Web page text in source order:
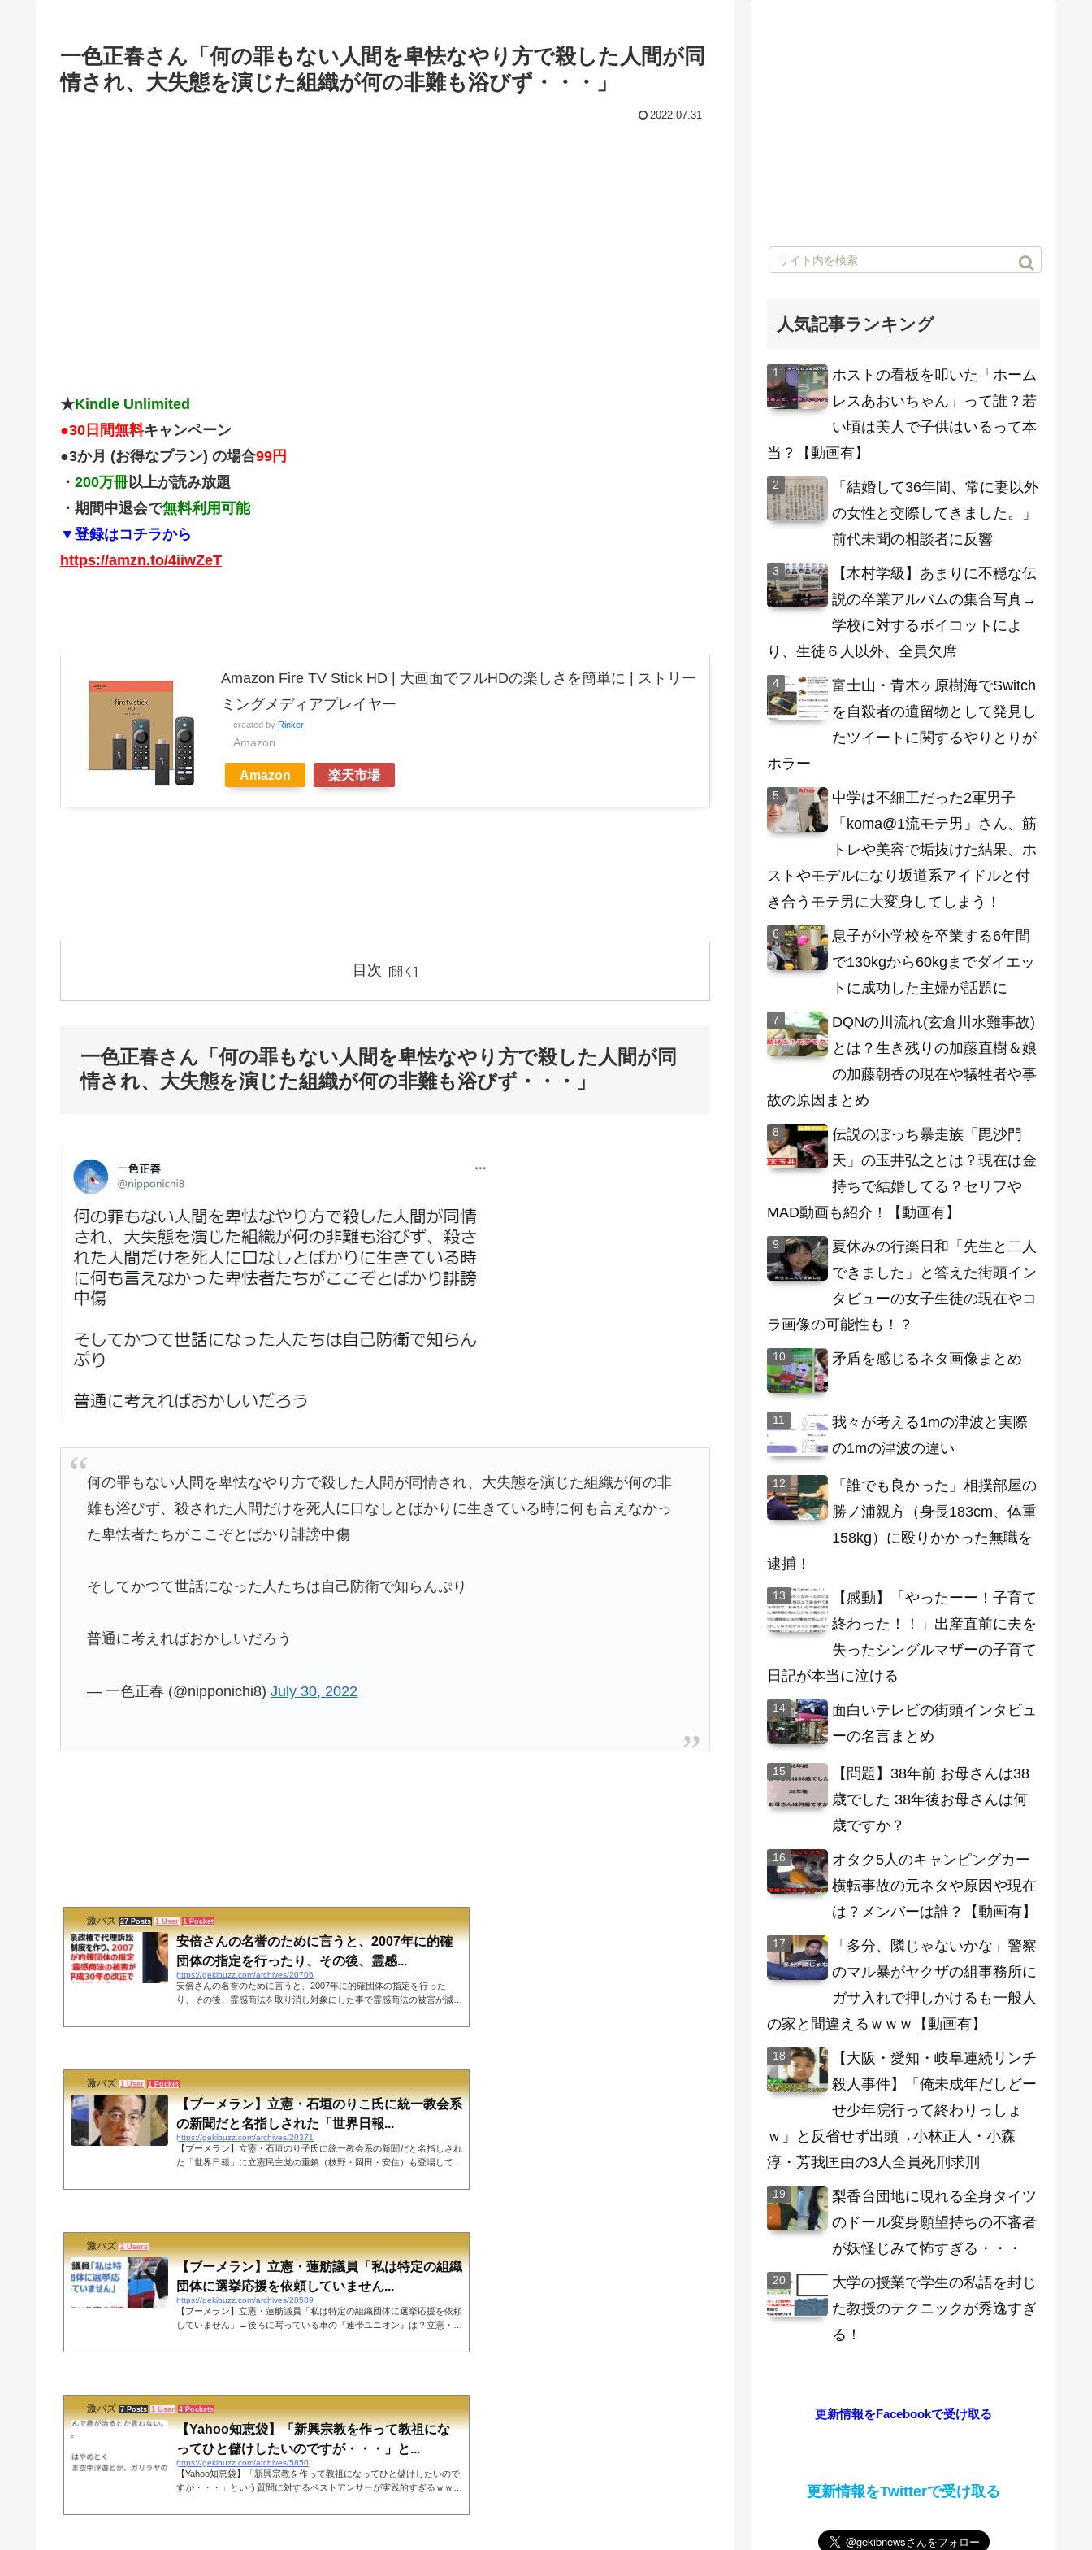
一色正春さん「何の罪もない人間を卑怯なやり方で殺した人間が同
情され、大失態を演じた組織が何の非難も浴びず・・・」
2022.07.31
★Kindle Unlimited
●30日間無料キャンペーン
●3か月 (お得なプラン) の場合99円
・ 200万冊以上が読み放題
・期間中退会で無料利用可能
▼登録はコチラから
https://amzn.to/4iiwZeT
Amazon Fire TV Stick HD | 大画面でフルHDの楽しさを簡単に | ストリー
ミングメディアプレイヤー
created by Rinker
Amazon
Amazon 楽天市場
目次
一色正春さん「何の罪もない人間を卑怯なやり方で殺した人間が同
情され、大失態を演じた組織が何の非難も浴びず・・・」
何の罪もない人間を卑怯なやり方で殺した人間が同情され、大失態を演じた組織が何の非
難も浴びず、殺された人間だけを死人に口なしとばかりに生きている時に何も言えなかっ
た卑怯者たちがここぞとばかり誹謗中傷
そしてかつて世話になった人たちは自己防衛で知らんぷり
普通に考えればおかしいだろう
— 一色正春 (@nipponichi8)July 30, 2022
激バズ 27 Posts 1 User 1 Pocket
安倍さんの名誉のために言うと、2007年に的確
団体の指定を行ったり、その後、霊感...
https://gekibuzz.com/archives/20706
安倍さんの名誉のために言うと、2007年に的確団体の指定を行った
り、その後、霊感商法を取り消し対象にした事で霊感商法の被害が減っ
約法改正で小泉政権で代理訴訟の的確団体制度を作り、2007年安倍総
よ。— シュンさん42 (@Syanagi42) July 27, 2022 こうやって統一教会
の資金源を断っていった方に対して「癒着ガー」とか「党...
激バズ 1 User 1 Pocket
【ブーメラン】立憲・石垣のりこ氏に統一教会系
の新聞だと名指しされた「世界日報...
https://gekibuzz.com/archives/20371
【ブーメラン】立憲・石垣のり子氏に統一教会系の新聞だと名指しされ
た「世界日報」に立憲民主党の重鎮（枝野・岡田・安住）も登場してい
界日報」ですが、実は、立憲民主党の重鎮（枝野・岡田・安住）もイン
た。世界日報を「統一教会の機関紙」とする私の発言の撤回を求める内
激バズ 2 Users
【ブーメラン】立憲・蓮舫議員「私は特定の組織
団体に選挙応援を依頼していません...
https://gekibuzz.com/archives/20589
【ブーメラン】立憲・蓮舫議員「私は特定の組織団体に選挙応援を依頼
していません」→後ろに写っている車の『連帯ユニオン』は？立憲・蓮
ートとしたところ、『連帯ユニオン』や『立正佼成会』を引き合いに出
臣経験者の選挙は「必勝」の鉢巻を巻く1000人単位の集会、企業の朝
礼会、各種組織団体の集いに参加。数十人の会合に呼ばれ...
激バズ 7 Posts 1 User 4 Pockets
【Yahoo知恵袋】「新興宗教を作って教祖にな
ってひと儲けしたいのですが・・・」と...
https://gekibuzz.com/archives/5850
【Yahoo知恵袋】「新興宗教を作って教祖になってひと儲けしたいので
すが・・・」という質問に対するベストアンサーが実践的すぎるｗｗｗ
が・・・」という質問に対するベストアンサーが、実践的すぎると反響
人気記事ランキング
ホストの看板を叩いた「ホーム
レスあおいちゃん」って誰？若
い頃は美人で子供はいるって本
当？【動画有】
「結婚して36年間、常に妻以外
の女性と交際してきました。」
前代未聞の相談者に反響
【木村学級】あまりに不穏な伝
説の卒業アルバムの集合写真→
学校に対するボイコットによ
り、生徒６人以外、全員欠席
富士山・青木ヶ原樹海でSwitch
を自殺者の遺留物として発見し
たツイートに関するやりとりが
ホラー
中学は不細工だった2軍男子
「koma@1流モテ男」さん、筋
トレや美容で垢抜けた結果、ホ
ストやモデルになり坂道系アイドルと付
き合うモテ男に大変身してしまう！
息子が小学校を卒業する6年間
で130kgから60kgまでダイエッ
トに成功した主婦が話題に
DQNの川流れ(玄倉川水難事故)
とは？生き残りの加藤直樹＆娘
の加藤朝香の現在や犠牲者や事
故の原因まとめ
伝説のぼっち暴走族「毘沙門
天」の玉井弘之とは？現在は金
持ちで結婚してる？セリフや
MAD動画も紹介！【動画有】
夏休みの行楽日和「先生と二人
できました」と答えた街頭イン
タビューの女子生徒の現在やコ
ラ画像の可能性も！？
矛盾を感じるネタ画像まとめ
我々が考える1mの津波と実際
の1mの津波の違い
「誰でも良かった」相撲部屋の
勝ノ浦親方（身長183cm、体重
158kg）に殴りかかった無職を
逮捕！
【感動】「やったーー！子育て
終わった！！」出産直前に夫を
失ったシングルマザーの子育て
日記が本当に泣ける
面白いテレビの街頭インタビュ
ーの名言まとめ
【問題】38年前 お母さんは38
歳でした 38年後お母さんは何
歳ですか？
オタク5人のキャンピングカー
横転事故の元ネタや原因や現在
は？メンバーは誰？【動画有】
「多分、隣じゃないかな」警察
のマル暴がヤクザの組事務所に
ガサ入れで押しかけるも一般人
の家と間違えるｗｗｗ【動画有】
【大阪・愛知・岐阜連続リンチ
殺人事件】「俺未成年だしどー
せ少年院行って終わりっしょ
ｗ」と反省せず出頭→小林正人・小森
淳・芳我匡由の3人全員死刑求刑
梨香台団地に現れる全身タイツ
のドール変身願望持ちの不審者
が妖怪じみて怖すぎる・・・
大学の授業で学生の私語を封じ
た教授のテクニックが秀逸すぎ
る！
更新情報をFacebookで受け取る
更新情報をTwitterで受け取る